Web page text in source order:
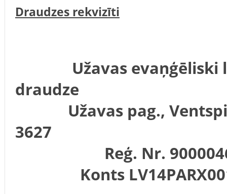
Draudzes rekvizīti
Užavas evaņģēliski
draudze
Užavas pag.,
3627
Reģ. Nr.
Konts